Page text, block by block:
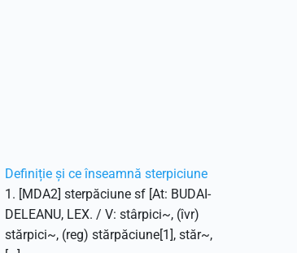
Definiție și ce înseamnă sterpiciune
1. [MDA2] sterpăciune sf [At: BUDAI-
DELEANU, LEX. / V: stârpici~, (îvr)
stărpici~, (reg) stărpăciune[1], stăr~,